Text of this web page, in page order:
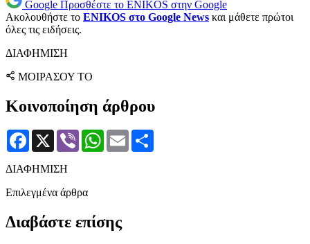
Google Προσθέστε το ENIKOS στην Google
Ακολουθήστε το ENIKOS στο Google News και μάθετε πρώτοι
όλες τις ειδήσεις.
ΔΙΑΦΗΜΙΣΗ
ΜΟΙΡΑΣΟΥ ΤΟ
Κοινοποίηση άρθρου
Facebook
X Viber WhatsApp
Email
ΔΙΑΦΗΜΙΣΗ
Επιλεγμένα άρθρα
Διαβάστε επίσης